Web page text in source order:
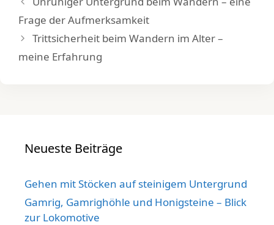
Frage der Aufmerksamkeit
Trittsicherheit beim Wandern im Alter –
meine Erfahrung
Neueste Beiträge
Gehen mit Stöcken auf steinigem Untergrund
Gamrig, Gamrighöhle und Honigsteine – Blick
zur Lokomotive